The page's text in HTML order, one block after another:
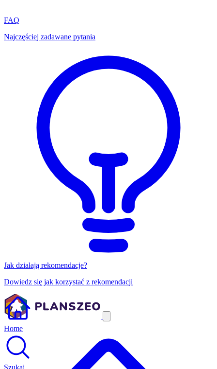
FAQ
Najczęściej zadawane pytania
Jak działają rekomendacje?
Dowiedz się jak korzystać z rekomendacji
Home
Szukaj